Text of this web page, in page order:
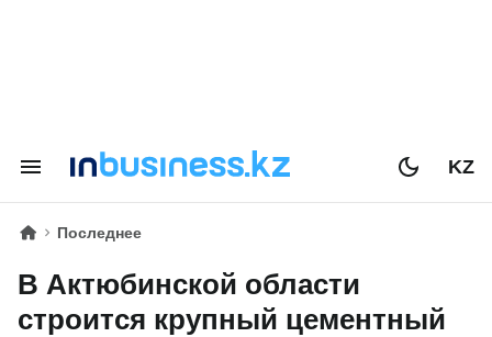
KZ
Последнее
В Актюбинской области
строится крупный цементный